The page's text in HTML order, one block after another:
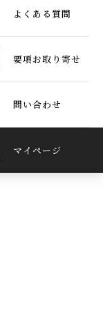
よくある質問
要項お取り寄せ
問い合わせ
マイページ